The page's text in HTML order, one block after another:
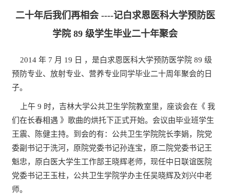
二十年后我们再相会 ----记白求恩医科大学预防医
学院 89 级学生毕业二十年聚会
2014 年 7 月 19 日 ，是白求恩医科大学预防医学院 89 级
预防专业、放射专业、营养专业同学毕业二十周年聚会的日
子。
上午 9 时，吉林大学公共卫生学院教室里，座谈会在《 我
们在长春相遇 》歌曲的烘托下正式开始。会议由毕业班学生
王震、陈健主持。到会的有：公共卫生学院院长李娟，院党
委副书记于洗河，原院党委书记孙连宝，原二院党委书记王
魁忠，原白医大学生工作部王晓辉老师，现任中日联谊医院
党委书记王玉柱，公共卫生学院学办主任吴晓辉及刘兴中老
师。